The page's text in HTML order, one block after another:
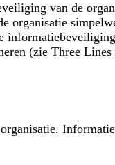
van de
organisatie
(zie Three Lines